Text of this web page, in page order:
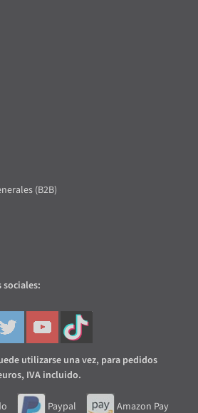
(B2B)
sociales:
utilizarse una vez, para pedidos
IVA incluido.
Paypal Amazon Pay